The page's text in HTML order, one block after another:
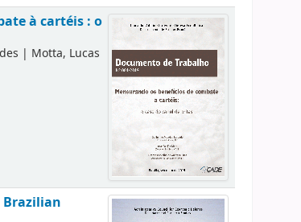
à cartéis : o
| Motta, Lucas
Brazilian